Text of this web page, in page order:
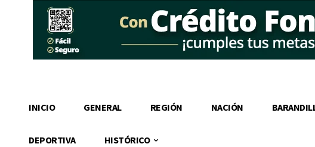
INICIO GENERAL REGIÓN NACIÓN
DEPORTIVA HISTÓRICO